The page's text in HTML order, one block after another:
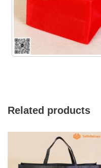
Related products